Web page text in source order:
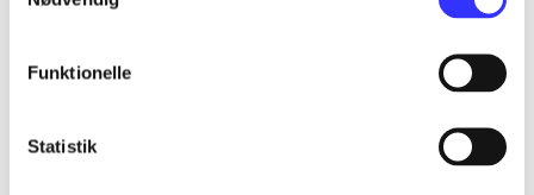
Funktionelle
Statistik
...